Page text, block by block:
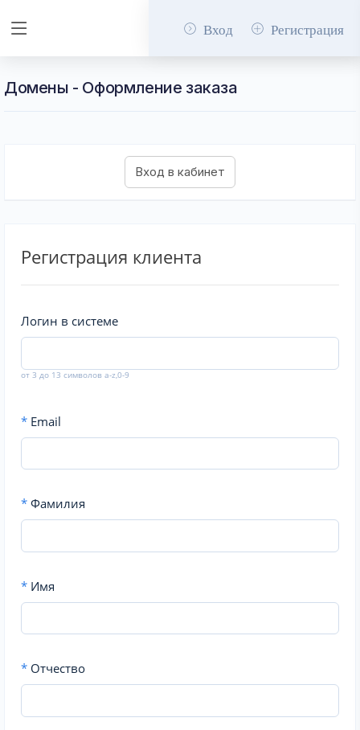
Вход Регистрация
Домены - Оформление заказа
Регистрация клиента
Логин в системе
от 3 до 13 символов a-z,0-9
* Email
* Фамилия
* Имя
* Отчество